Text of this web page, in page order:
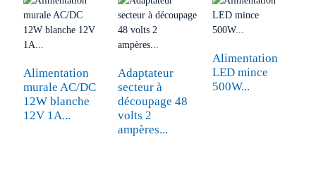
Alimentation
murale AC/DC
12W blanche
12V 1A...
Adaptateur
secteur à
découpage 48
volts 2
ampères...
Alimentation
LED mince
500W...